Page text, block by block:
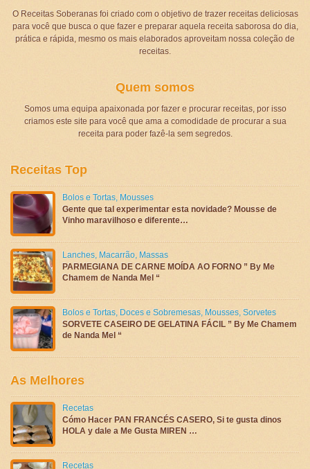
O Receitas Soberanas foi criado com o objetivo de trazer receitas deliciosas
para você que busca o que fazer e preparar aquela receita saborosa do dia,
prática e rápida, mesmo os mais elaborados aproveitam nossa coleção de
receitas.
Quem somos
Somos uma equipa apaixonada por fazer e procurar receitas, por isso
criamos este site para você que ama a comodidade de procurar a sua
receita para poder fazê-la sem segredos.
Receitas Top
Bolos e Tortas, Mousses
Gente que tal experimentar esta novidade? Mousse de
Vinho maravilhoso e diferente…
Lanches, Macarrão, Massas
PARMEGIANA DE CARNE MOÍDA AO FORNO ” By Me
Chamem de Nanda Mel “
Bolos e Tortas, Doces e Sobremesas, Mousses, Sorvetes
SORVETE CASEIRO DE GELATINA FÁCIL ” By Me Chamem
de Nanda Mel “
As Melhores
Recetas
Cómo Hacer PAN FRANCÉS CASERO, Si te gusta dinos
HOLA y dale a Me Gusta MIREN …
Recetas